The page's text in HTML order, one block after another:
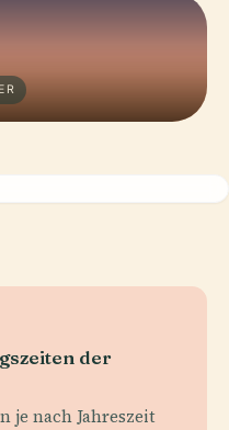
der
je nach Jahreszeit